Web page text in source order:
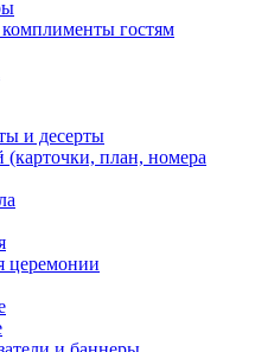
гостям
и десерты
(карточки, план, номера
церемонии